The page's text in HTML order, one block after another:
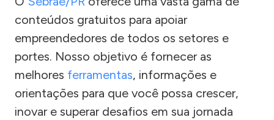
conteúdos gratuitos para apoiar
empreendedores de todos os setores e
portes. Nosso objetivo é fornecer as
melhores ferramentas, informações e
orientações para que você possa crescer,
inovar e superar desafios em sua jornada